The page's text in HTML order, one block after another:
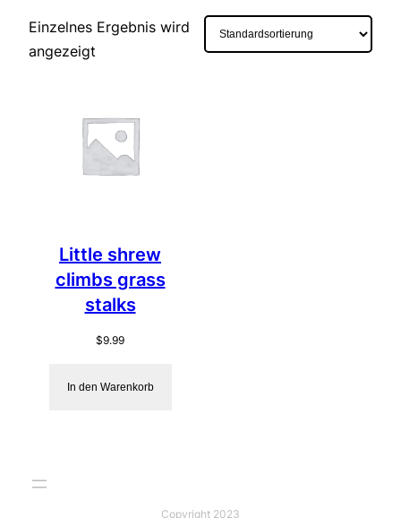
Einzelnes Ergebnis wird
angezeigt
Little shrew
climbs grass
stalks
$9.99
In den Warenkorb
Copyright 2023